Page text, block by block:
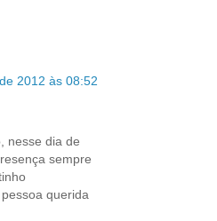
2012 às 08:52
nesse dia de
sempre
querida